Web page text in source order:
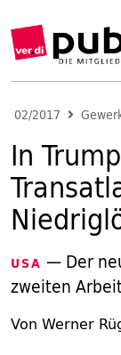
02/2017
In
USA — Der
zweiten
Von Werner